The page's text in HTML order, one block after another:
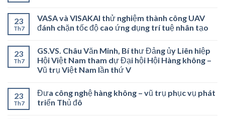
23
Th7
VASA và VISAKAI thử nghiệm thành công UAV
đánh chặn tốc độ cao ứng dụng trí tuệ nhân tạo
23
Th7
GS.VS. Châu Văn Minh, Bí thư Đảng ủy Liên hiệp
Hội Việt Nam tham dự Đại hội Hội Hàng không –
Vũ trụ Việt Nam lần thứ V
23
Th7
Đưa công nghệ hàng không – vũ trụ phục vụ phát
triển Thủ đô